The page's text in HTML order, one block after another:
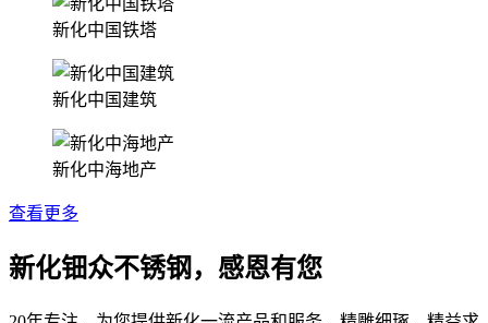
新化中国铁塔
新化中国建筑
新化中海地产
查看更多
新化钿众不锈钢，感恩有您